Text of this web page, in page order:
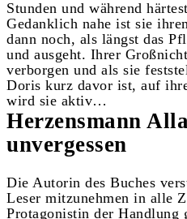
Stunden und während
Gedanklich nahe ist sie
dann noch, als längst das
und ausgeht. Ihrer
verborgen und als sie
Doris kurz davor ist, auf
wird sie aktiv…
Herzensmann
unvergessen
Die Autorin des Buches
Leser mitzunehmen in alle
Protagonistin der Handlung